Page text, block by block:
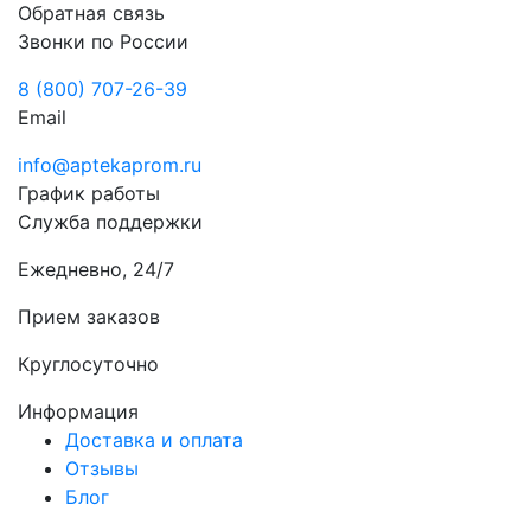
Обратная связь
Звонки по России
8 (800) 707-26-39
Email
info@aptekaprom.ru
График работы
Служба поддержки
Ежедневно, 24/7
Прием заказов
Круглосуточно
Информация
Доставка и оплата
Отзывы
Блог